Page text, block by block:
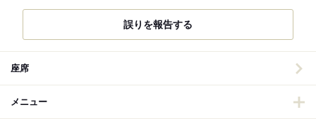
誤りを報告する
座席
メニュー